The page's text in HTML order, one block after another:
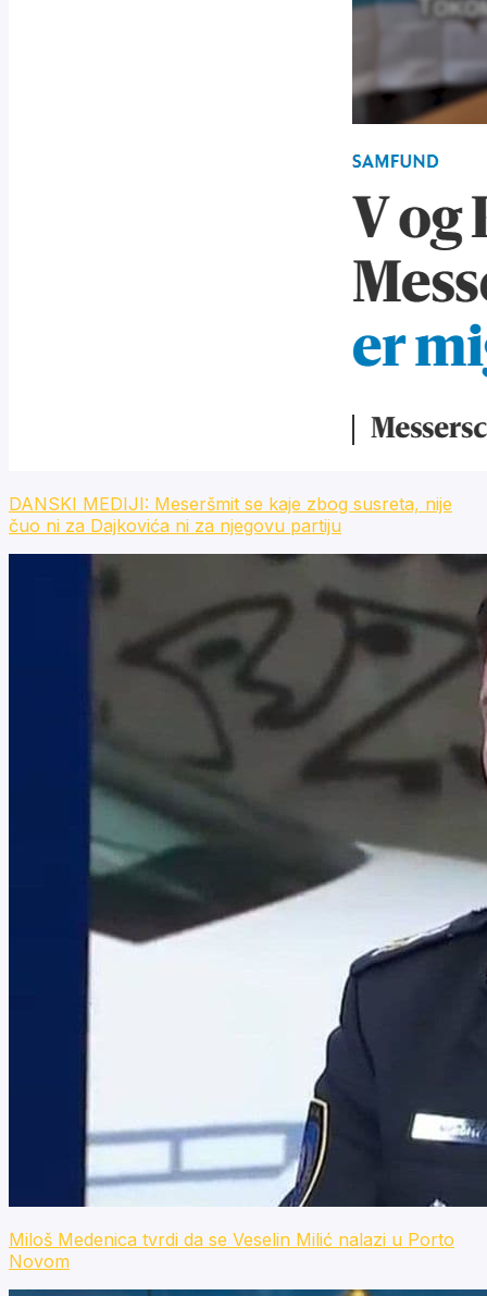
DANSKI MEDIJI: Meseršmit se kaje zbog susreta, nije
čuo ni za Dajkovića ni za njegovu partiju
Miloš Medenica tvrdi da se Veselin Milić nalazi u Porto
Novom